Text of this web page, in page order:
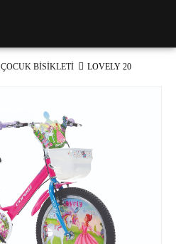
ÇOCUK BİSİKLETİ LOVELY 20